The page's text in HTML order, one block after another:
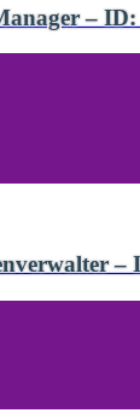
– ID:
–